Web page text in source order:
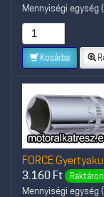
Mennyiségi egység
Kosárba
FORCE
3.160 Ft Raktáron!
Mennyiségi egység